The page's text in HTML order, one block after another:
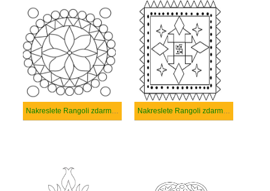
Nakreslete Rangoli zdarma základní tisknutelné Nakreslete Rangoli zdarma základní